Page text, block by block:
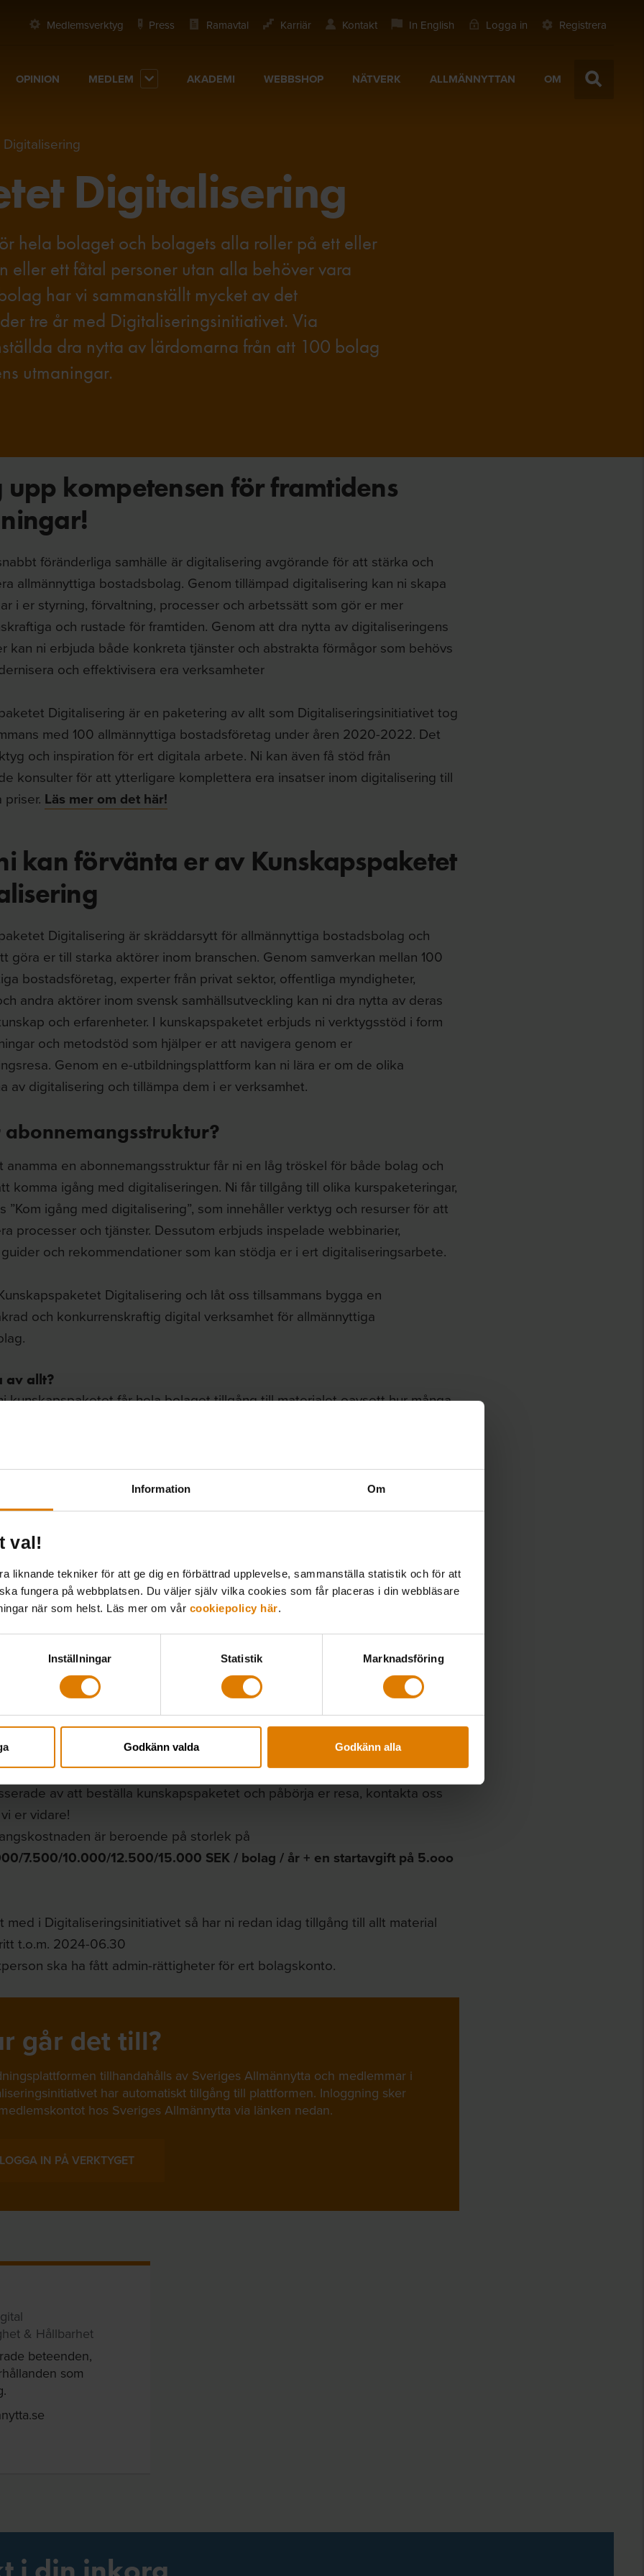
Information Om
val!
liknande tekniker för att ge dig en förbättrad upplevelse, sammanställa statistik och för att
fungera på webbplatsen. Du väljer själv vilka cookies som får placeras i din webbläsare
när som helst. Läs mer om vår cookiepolicy här.
Inställningar Statistik Marknadsföring
Godkänn valda Godkänn alla
Medlemsverktyg Press Ramavtal Karriär Kontakt In English Logga in Registrera
OPINION MEDLEM AKADEMI WEBBSHOP NÄTVERK ALLMÄNNYTTAN OM
Digitalisering
hela bolaget och bolagets alla roller på ett eller
eller ett fåtal personer utan alla behöver vara
har vi sammanställt mycket av det
tre år med Digitaliseringsinitiativet. Via
dra nytta av lärdomarna från att 100 bolag
utmaningar.
upp kompetensen för framtidens
föränderliga samhälle är digitalisering avgörande för att stärka och
allmännyttiga bostadsbolag. Genom tillämpad digitalisering kan ni skapa
i er styrning, förvaltning, processer och arbetssätt som gör er mer
och rustade för framtiden. Genom att dra nytta av digitaliseringens
kan ni erbjuda både konkreta tjänster och abstrakta förmågor som behövs
och effektivisera era verksamheter
Digitalisering är en paketering av allt som Digitaliseringsinitiativet tog
med 100 allmännyttiga bostadsföretag under åren 2020-2022. Det
och inspiration för ert digitala arbete. Ni kan även få stöd från
konsulter för att ytterligare komplettera era insatser inom digitalisering till
priser. Läs mer om det här!
kan förvänta er av Kunskapspaketet
Digitalisering är skräddarsytt för allmännyttiga bostadsbolag och
göra er till starka aktörer inom branschen. Genom samverkan mellan 100
bostadsföretag, experter från privat sektor, offentliga myndigheter,
andra aktörer inom svensk samhällsutveckling kan ni dra nytta av deras
och erfarenheter. I kunskapspaketet erbjuds ni verktygsstöd i form
och metodstöd som hjälper er att navigera genom er
Genom en e-utbildningsplattform kan ni lära er om de olika
av digitalisering och tillämpa dem i er verksamhet.
anamma en abonnemangsstruktur får ni en låg tröskel för både bolag och
komma igång med digitaliseringen. Ni får tillgång till olika kurspaketeringar,
”Kom igång med digitalisering”, som innehåller verktyg och resurser för att
processer och tjänster. Dessutom erbjuds inspelade webbinarier,
och rekommendationer som kan stödja er i ert digitaliseringsarbete.
Digitalisering och låt oss tillsammans bygga en
och konkurrenskraftig digital verksamhet för allmännyttiga
av allt?
kunskapspaketet får hela bolaget tillgång till materialet oavsett hur många
ledare i offentlig sektor
för omvärldsbevakning
boendekommunikation
datadrivet
är oftast – vart börjar man? Det hjälper kunskapspaketet er med!
av att beställa kunskapspaketet och påbörja er resa, kontakta oss
er vidare!
är beroende på storlek på
7.500/10.000/12.500/15.000 SEK / bolag / år + en startavgift på 5.ooo
med i Digitaliseringsinitiativet så har ni redan idag tillgång till allt material
t.o.m. 2024-06.30
ska ha fått admin-rättigheter för ert bolagskonto.
går det till?
tillhandahålls av Sveriges Allmännytta och medlemmar i
har automatiskt tillgång till plattformen. Inloggning sker
hos Sveriges Allmännytta via länken nedan.
LOGGA IN PÅ VERKTYGET
& Hållbarhet
beteenden,
som